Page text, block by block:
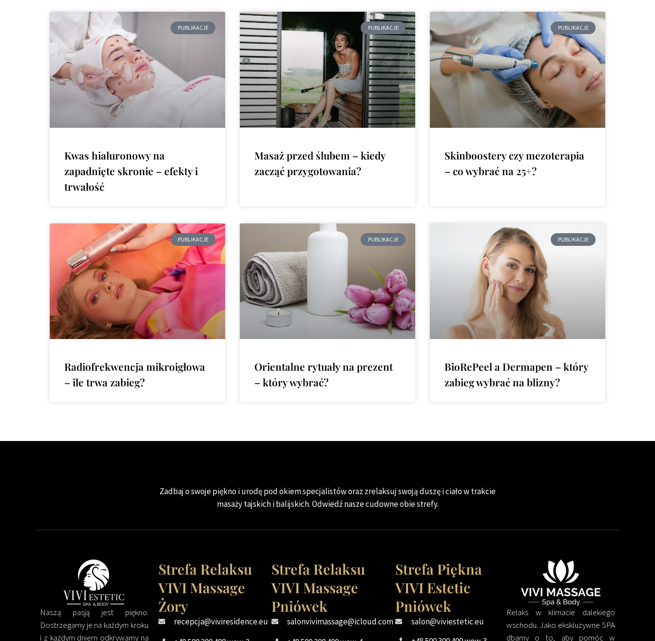
PUBLIKACJE
Kwas hialuronowy na
zapadnięte skronie – efekty i
trwałość
PUBLIKACJE
Masaż przed ślubem – kiedy
zacząć przygotowania?
PUBLIKACJE
Skinboostery czy mezoterapia
– co wybrać na 25+?
PUBLIKACJE
Radiofrekwencja mikroigłowa
– ile trwa zabieg?
PUBLIKACJE
Orientalne rytuały na prezent
– który wybrać?
PUBLIKACJE
BioRePeel a Dermapen – który
zabieg wybrać na blizny?
Zadbaj o swoje piękno i urodę pod okiem specjalistów oraz zrelaksuj swoją duszę i ciało w trakcie
masaży tajskich i balijskich. Odwiedź nasze cudowne obie strefy.
Naszą pasją jest piękno.
Dostrzegamy je na każdym kroku
i z każdym dniem odkrywamy na
Strefa Relaksu
VIVI Massage
Żory
recepcja@viviresidence.eu
Strefa Relaksu
VIVI Massage
Pniówek
salonvivimassage@icloud.com
Strefa Piękna
VIVI Estetic
Pniówek
salon@viviestetic.eu
Relaks w klimacie dalekiego
wschodu. Jako ekskluzywne SPA
dbamy o to, aby pomóc w